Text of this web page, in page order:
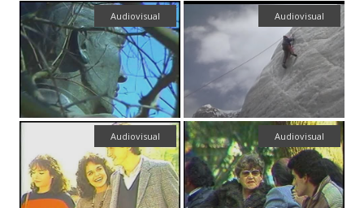
Audiovisual Audiovisual
Audiovisual Audiovisual